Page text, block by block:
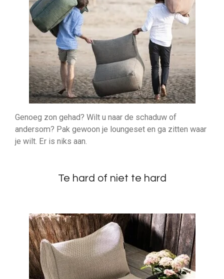
Genoeg zon gehad? Wilt u naar de schaduw of
andersom? Pak gewoon je loungeset en ga zitten waar
je wilt. Er is niks aan.
Te hard of niet te hard